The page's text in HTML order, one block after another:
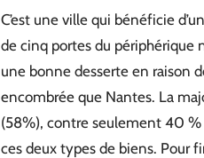
C’est une ville qui bénéficie
de cinq portes du périphérique
une bonne desserte en raison
encombrée que Nantes. La
(58%), contre seulement 40 %
ces deux types de biens. Pour